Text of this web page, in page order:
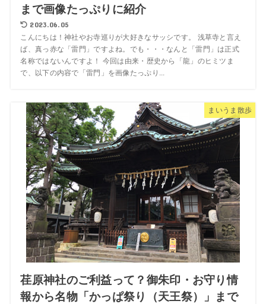
まで画像たっぷりに紹介
2023.06.05
こんにちは！神社やお寺巡りが大好きなサッシです。 浅草寺と言え
ば、真っ赤な「雷門」ですよね。でも・・・なんと「雷門」は正式
名称ではないんですよ！ 今回は由来・歴史から「龍」のヒミツま
で、以下の内容で「雷門」を画像たっぷり...
まいうま散歩
荏原神社のご利益って？御朱印・お守り情
報から名物「かっぱ祭り（天王祭）」まで